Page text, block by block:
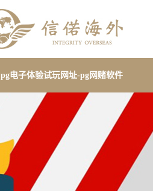
pg电子体验试玩网址-pg网赌软件